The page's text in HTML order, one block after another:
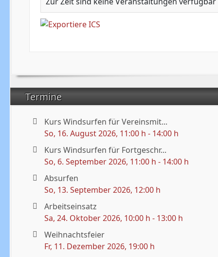
Termine
Kurs Windsurfen für Vereinsmit...
So, 16. August 2026, 11:00 h - 14:00 h
Kurs Windsurfen für Fortgeschr...
So, 6. September 2026, 11:00 h - 14:00 h
Absurfen
So, 13. September 2026, 12:00 h
Arbeitseinsatz
Sa, 24. Oktober 2026, 10:00 h - 13:00 h
Weihnachtsfeier
Fr, 11. Dezember 2026, 19:00 h